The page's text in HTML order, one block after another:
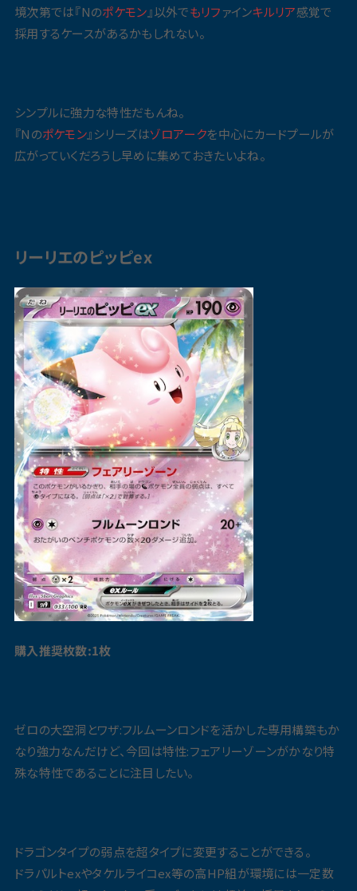
境次第では『Nのポケモン』以外でもリファインキルリア感覚で
採用するケースがあるかもしれない。
シンプルに強力な特性だもんね。
『Nのポケモン』シリーズはゾロアークを中心にカードプールが
広がっていくだろうし早めに集めておきたいよね。
リーリエのピッピex
購入推奨枚数:1枚
ゼロの大空洞とワザ:フルムーンロンドを活かした専用構築もか
なり強力なんだけど、今回は特性:フェアリーゾーンがかなり特
殊な特性であることに注目したい。
ドラゴンタイプの弱点を超タイプに変更することができる。
ドラパルトexやタケルライコex等の高HP組が環境には一定数